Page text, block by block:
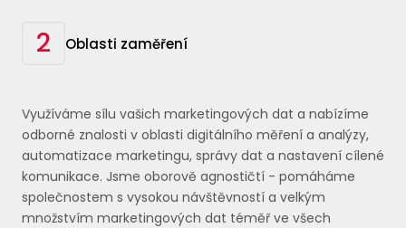
Oblasti zaměření
Využíváme sílu vašich marketingových dat a nabízíme
odborné znalosti v oblasti digitálního měření a analýzy,
automatizace marketingu, správy dat a nastavení cílené
komunikace. Jsme oborově agnostičtí - pomáháme
společnostem s vysokou návštěvností a velkým
množstvím marketingových dat téměř ve všech